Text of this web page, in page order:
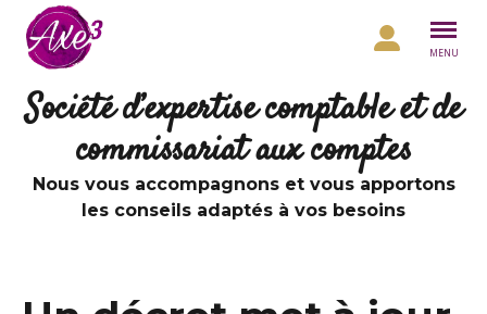
Aller au contenu
MENU
Société d’expertise comptable et de
commissariat aux comptes
Nous vous accompagnons et vous apportons
les conseils adaptés à vos besoins